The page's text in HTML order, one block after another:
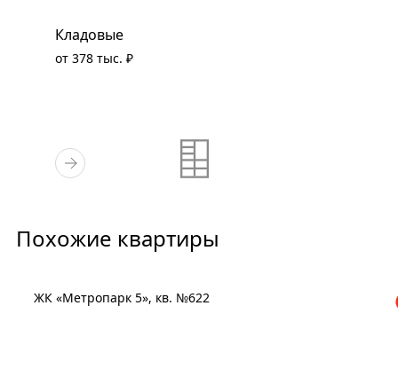
Кладовые
от 378 тыс. ₽
Похожие квартиры
ЖК «Метропарк 5», кв. №622